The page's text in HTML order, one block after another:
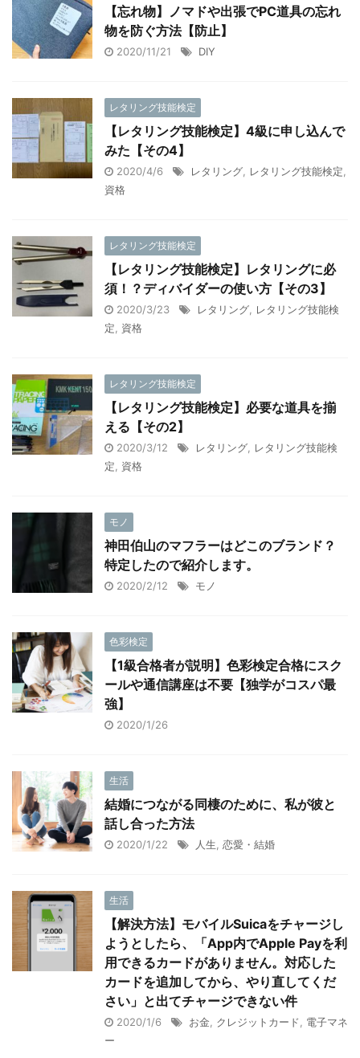
【忘れ物】ノマドや出張でPC道具の忘れ
物を防ぐ方法【防止】
2020/11/21 DIY
レタリング技能検定
【レタリング技能検定】4級に申し込んで
みた【その4】
2020/4/6 レタリング レタリング技能検定
資格
レタリング技能検定
【レタリング技能検定】レタリングに必
須！？ディバイダーの使い方【その3】
2020/3/23 レタリング
レタリング技能検
定
資格
レタリング技能検定
【レタリング技能検定】必要な道具を揃
える【その2】
2020/3/12 レタリング
レタリング技能検
定
資格
モノ
神田伯山のマフラーはどこのブランド？
特定したので紹介します。
2020/2/12 モノ
色彩検定
【1級合格者が説明】色彩検定合格にスク
ールや通信講座は不要【独学がコスパ最
強】
2020/1/26
生活
結婚につながる同棲のために、私が彼と
話し合った方法
2020/1/22 人生 恋愛・結婚
生活
【解決方法】モバイルSuicaをチャージし
ようとしたら、「App内でApple Payを利
用できるカードがありません。対応した
カードを追加してから、やり直してくだ
さい」と出てチャージできない件
2020/1/6 お金 クレジットカード
電子マネ
ー